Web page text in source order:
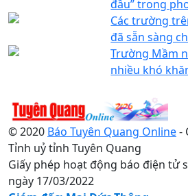
đầu” trong
Các trường
đã sẵn sàng
Trường Mầm
nhiều khó
© 2020 Báo Tuyên Quang Online-
Tỉnh uỷ tỉnh Tuyên Quang
Giấy phép hoạt động báo điện tử
ngày 17/03/2022